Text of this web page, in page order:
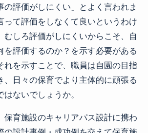
の評価がしにくい」とよく言われま
って評価をしなくて良いというわけ
むしろ評価がしにくいからこそ、自
を評価するのか？を示す必要がある
れを示すことで、職員は自園の目指
、日々の保育でより主体的に頑張る
ないでしょうか。
保育施設のキャリアパス設計に携わ